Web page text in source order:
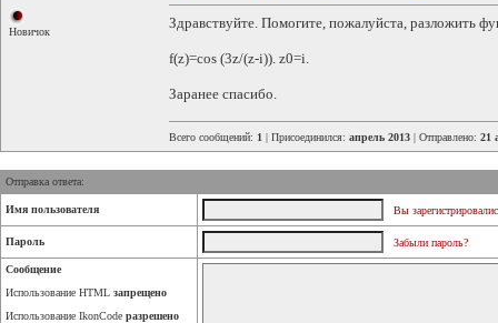
Новичок
Здравствуйте. Помогите, пожалуйста, разложить
f(z)=cos (3z/(z-i)). z0=i.
Заранее спасибо.
Всего сообщений: 1 | Присоединился: апрель 2013 | Отправлено: 21
Отправка ответа:
Имя пользователя Вы
Пароль Забыли пароль?
Сообщение
Использование HTML запрещено
Использование IkonCode разрешено